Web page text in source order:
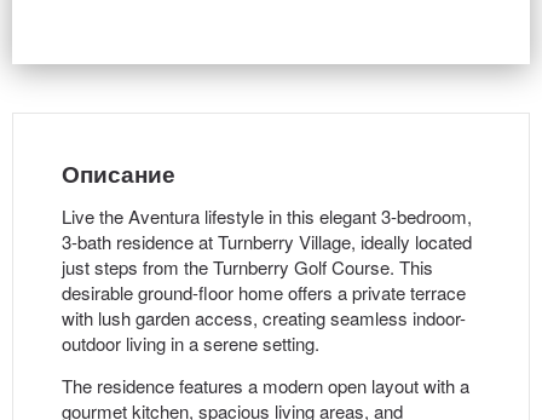
Описание
Live the Aventura lifestyle in this elegant 3-bedroom,
3-bath residence at Turnberry Village, ideally located
just steps from the Turnberry Golf Course. This
desirable ground-floor home offers a private terrace
with lush garden access, creating seamless indoor-
outdoor living in a serene setting.
The residence features a modern open layout with a
gourmet kitchen, spacious living areas, and